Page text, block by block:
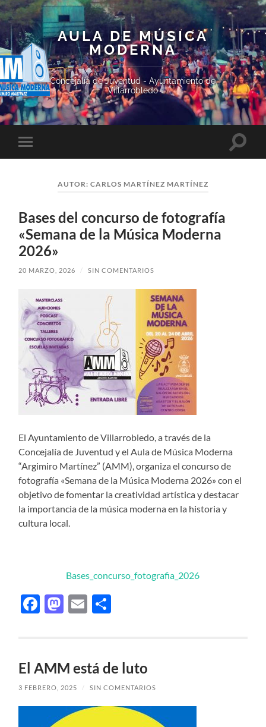
AULA DE MÚSICA
MODERNA
Concejalía de Juventud - Ayuntamiento de
Villarrobledo
el
AUTOR: CARLOS MARTÍNEZ MARTÍNEZ
Bases del concurso de fotografía
«Semana de la Música Moderna
2026»
20 MARZO, 2026 / SIN COMENTARIOS
El Ayuntamiento de Villarrobledo, a través de la
Concejalía de Juventud y el Aula de Música Moderna
“Argimiro Martínez” (AMM), organiza el concurso de
fotografía «Semana de la Música Moderna 2026» con el
objetivo de fomentar la creatividad artística y destacar
la importancia de la música moderna en la historia y
cultura local.
Bases_concurso_fotografia_2026
Facebook
Mastodon
Email
El AMM está de luto
3 FEBRERO, 2025 / SIN COMENTARIOS